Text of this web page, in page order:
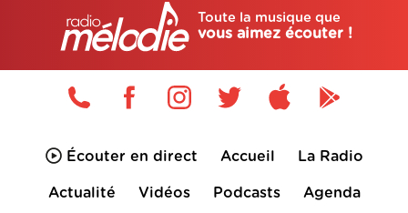
Toute la musique que
vous aimez écouter !
Écouter en direct Accueil La Radio
Actualité Vidéos Podcasts Agenda